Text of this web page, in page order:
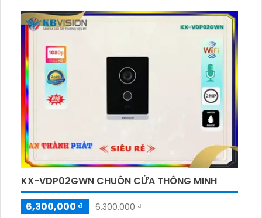
hỗ trợ chuẩn nén tiên tiến để tối ưu hóa dung lượng
và chất lượng hình ảnh. Rất phù hợp cho hệ thống
chuông cửa thông minh KX-VDP02HWN, mang lại trải
nghiệm tuyệt vời cho người dùng.
KX-VDP02GWN CHUÔN CỬA THÔNG MINH
6,300,000 ₫
6,300,000 ₫